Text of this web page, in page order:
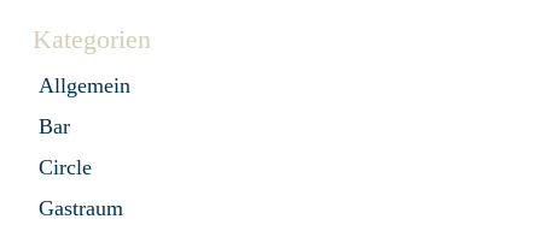
Kategorien
Allgemein
Bar
Circle
Gastraum